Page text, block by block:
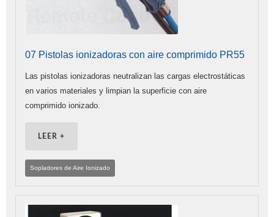
07 Pistolas ionizadoras con aire comprimido PR55
Las pistolas ionizadoras neutralizan las cargas electrostáticas
en varios materiales y limpian la superficie con aire
comprimido ionizado.
LEER +
Sopladores de Aire Ionizado